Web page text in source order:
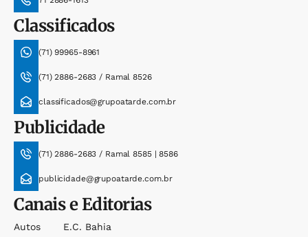
Classificados
(71) 99965-8961
(71) 2886-2683 / Ramal 8526
classificados@grupoatarde.com.br
Publicidade
(71) 2886-2683 / Ramal 8585 | 8586
publicidade@grupoatarde.com.br
Canais e Editorias
Autos
E.c. Bahia